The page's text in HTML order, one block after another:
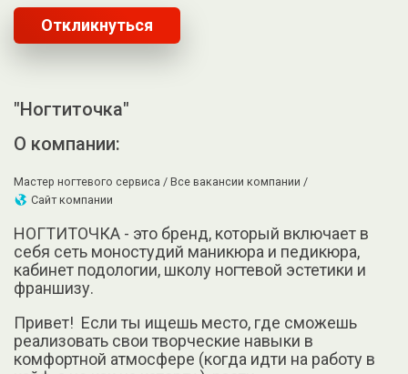
Откликнуться
"Ногтиточка"
О компании:
Мастер ногтевого сервиса / Все вакансии компании /
Сайт компании
НОГТИТОЧКА - это бренд, который включает в
себя сеть моностудий маникюра и педикюра,
кабинет подологии, школу ногтевой эстетики и
франшизу.
Привет! Если ты ищешь место, где сможешь
реализовать свои творческие навыки в
комфортной атмосфере (когда идти на работу в